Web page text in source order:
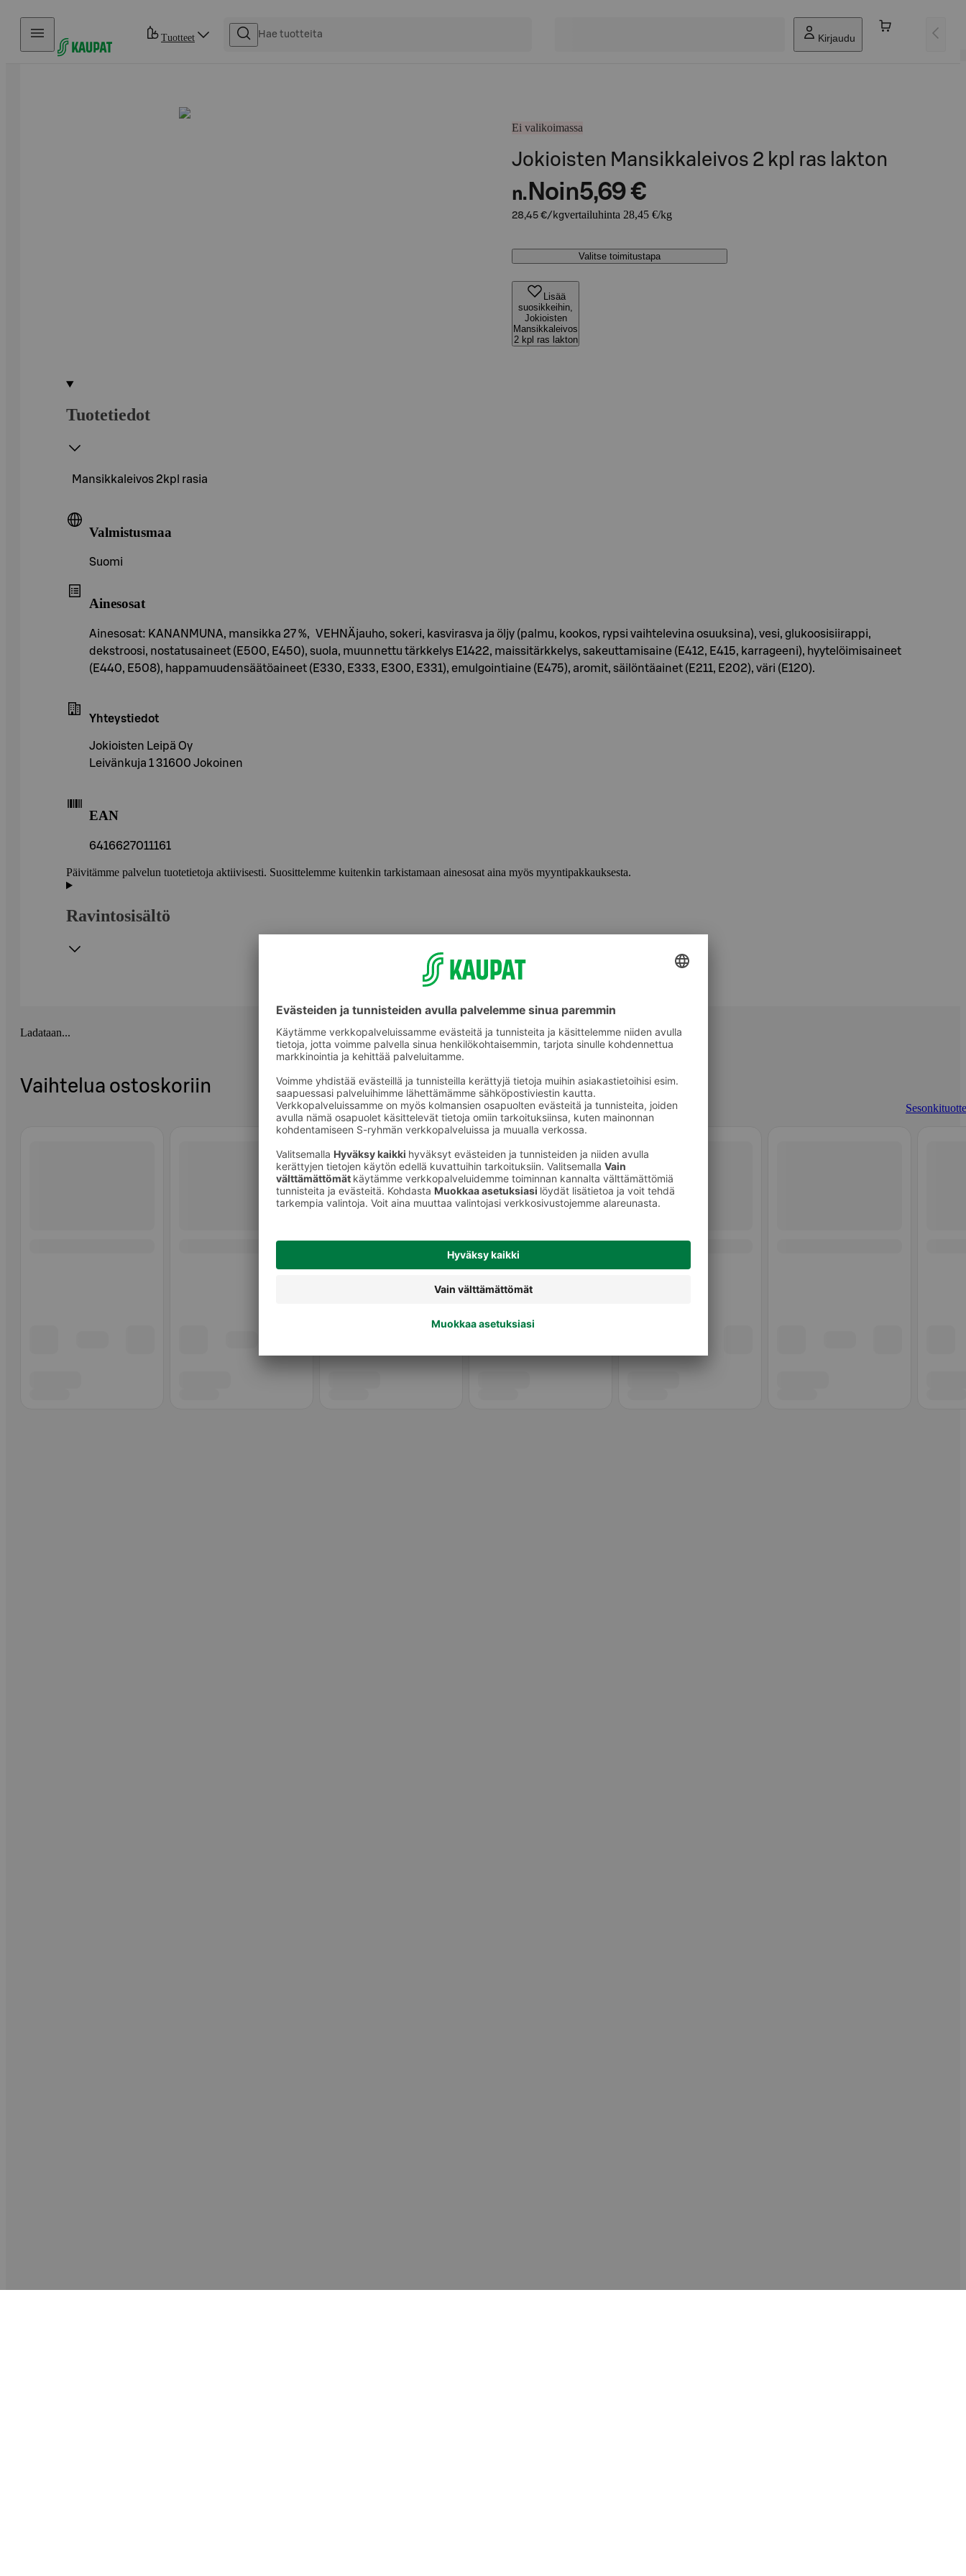
Hyppää sisältöön
Tuotteet Kirjaudu
Ei valikoimassa
Jokioisten Mansikkaleivos 2 kpl ras lakton
n. Noin5,69 €
28,45 €/kgvertailuhinta 28,45 €/kg
Valitse toimitustapa
Lisää
suosikkeihin,
Jokioisten
Mansikkaleivos
2 kpl ras lakton
Tuotetiedot
Mansikkaleivos 2kpl rasia
Valmistusmaa
Suomi
Ainesosat
Ainesosat: KANANMUNA, mansikka 27 %, VEHNÄjauho, sokeri, kasvirasva ja öljy (palmu, kookos, rypsi vaihtelevina osuuksina), vesi, glukoosisiirappi,
dekstroosi, nostatusaineet (E500, E450), suola, muunnettu tärkkelys E1422, maissitärkkelys, sakeuttamisaine (E412, E415, karrageeni), hyytelöimisaineet
(E440, E508), happamuudensäätöaineet (E330, E333, E300, E331), emulgointiaine (E475), aromit, säilöntäainet (E211, E202), väri (E120).
Yhteystiedot
Jokioisten Leipä Oy
Leivänkuja 1 31600 Jokoinen
EAN
6416627011161
Päivitämme palvelun tuotetietoja aktiivisesti. Suosittelemme kuitenkin tarkistamaan ainesosat aina myös myyntipakkauksesta.
Ravintosisältö
Ladataan...
Vaihtelua ostoskoriin